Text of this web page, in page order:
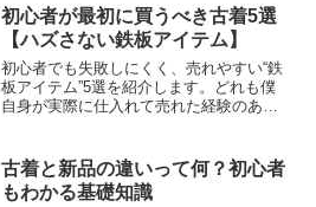
今日から使える色合わせのコツばかりな
ので、お気に入りの古着をもっと楽しめ
るはずです。
初心者が最初に買うべき古着5選
【ハズさない鉄板アイテム】
初心者でも失敗しにくく、売れやすい“鉄
板アイテム”5選を紹介します。どれも僕
自身が実際に仕入れて売れた経験のある
キリします！
古着と新品の違いって何？初心者
もわかる基礎知識